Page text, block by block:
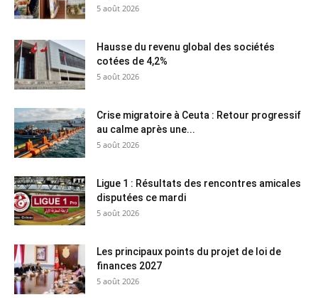
5 août 2026
Hausse du revenu global des sociétés
cotées de 4,2%
5 août 2026
Crise migratoire à Ceuta : Retour progressif
au calme après une...
5 août 2026
Ligue 1 : Résultats des rencontres amicales
disputées ce mardi
5 août 2026
Les principaux points du projet de loi de
finances 2027
5 août 2026